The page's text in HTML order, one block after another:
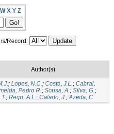
W X Y Z
Record:
Author(s)
; Lopes, N.C.; Costa, J.L.; Cabral,
Pedro R.; Sousa, A.; Silva, G.;
; Rego, A.L.; Calado, J.;Azeda, C.